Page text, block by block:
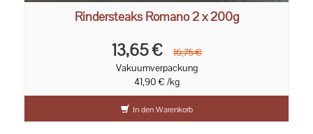
Rindersteaks Romano 2 x 200g
13,65 €
16,75 €
Vakuumverpackung
41,90 € /kg
In den Warenkorb